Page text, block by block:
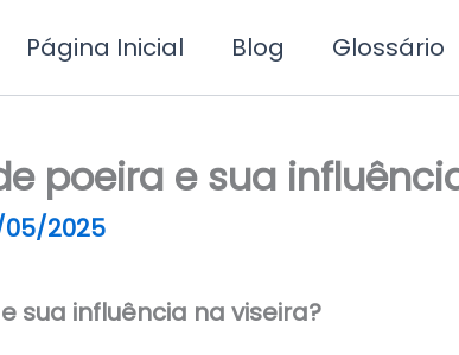
Página Inicial Blog Glossário
poeira e sua
2025
sua influência na viseira?